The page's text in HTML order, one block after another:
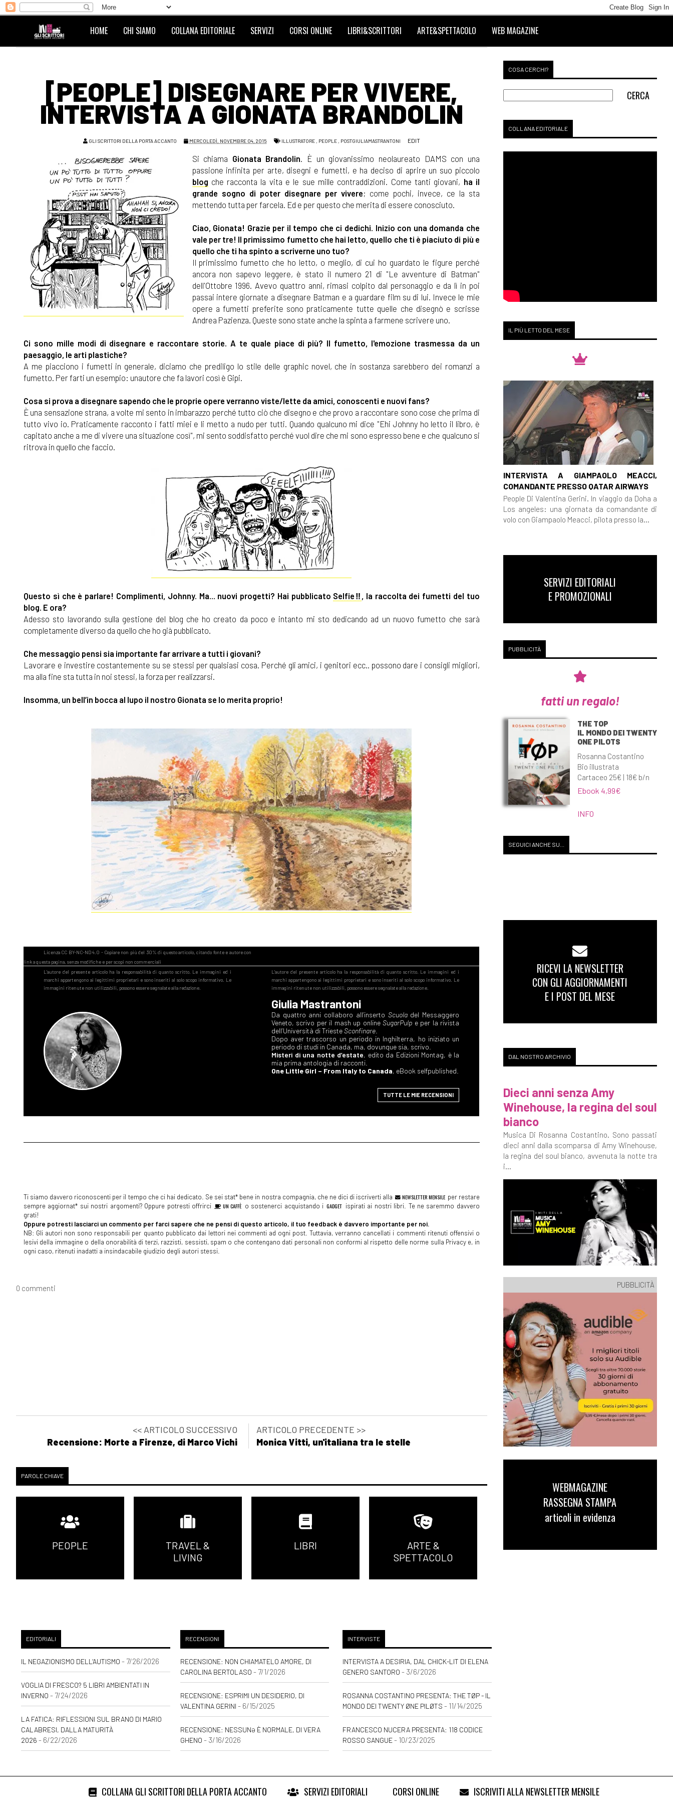
HOME CHI SIAMO COLLANA EDITORIALE SERVIZI CORSI ONLINE LIBRI&SCRITTORI ARTE&SPETTACOLO WEB MAGAZINE
[PEOPLE] DISEGNARE PER VIVERE,
INTERVISTA A GIONATA BRANDOLIN
GLI SCRITTORI DELLA PORTA ACCANTO MERCOLEDÌ, NOVEMBRE 04, 2015 ILLUSTRATORE, PEOPLE, POSTGIULIAMASTRANTONI EDIT
Si chiama Gionata Brandolin. È un giovanissimo neolaureato DAMS con una
passione infinita per arte, disegni e fumetti, e ha deciso di aprire un suo piccolo
blog che racconta la vita e le sue mille contraddizioni. Come tanti giovani, ha il
grande sogno di poter disegnare per vivere; come pochi, invece, ce la sta
mettendo tutta per farcela. Ed e per questo che merita di essere conosciuto.
Ciao, Gionata! Grazie per il tempo che ci dedichi. Inizio con una domanda che
vale per tre! Il primissimo fumetto che hai letto, quello che ti è piaciuto di più e
quello che ti ha spinto a scriverne uno tuo?
Il primissimo fumetto che ho letto, o meglio, di cui ho guardato le figure perché
ancora non sapevo leggere, è stato il numero 21 di "Le avventure di Batman"
dell'Ottobre 1996. Avevo quattro anni, rimasi colpito dal personaggio e da lì in poi
passai intere giornate a disegnare Batman e a guardare film su di lui. Invece le mie
opere a fumetti preferite sono praticamente tutte quelle che disegnò e scrisse
Andrea Pazienza. Queste sono state anche la spinta a farmene scrivere uno.
Ci sono mille modi di disegnare e raccontare storie. A te quale piace di più? Il fumetto, l'emozione trasmessa da un
paesaggio, le arti plastiche?
A me piacciono i fumetti in generale, diciamo che prediligo lo stile delle graphic novel, che in sostanza sarebbero dei romanzi a
fumetto. Per farti un esempio: unautore che fa lavori così è Gipi.
Cosa si prova a disegnare sapendo che le proprie opere verranno viste/lette da amici, conoscenti e nuovi fans?
È una sensazione strana, a volte mi sento in imbarazzo perché tutto ciò che disegno e che provo a raccontare sono cose che prima di
tutto vivo io. Praticamente racconto i fatti miei e li metto a nudo per tutti. Quando qualcuno mi dice "Ehi Johnny ho letto il libro, è
capitato anche a me di vivere una situazione così", mi sento soddisfatto perché vuol dire che mi sono espresso bene e che qualcuno si
ritrova in quello che faccio.
Questo sì che è parlare! Complimenti, Johnny. Ma... nuovi progetti? Hai pubblicato Selfie‼ , la raccolta dei fumetti del tuo
blog. E ora?
Adesso sto lavorando sulla gestione del blog che ho creato da poco e intanto mi sto dedicando ad un nuovo fumetto che sarà
completamente diverso da quello che ho già pubblicato.
Che messaggio pensi sia importante far arrivare a tutti i giovani?
Lavorare e investire costantemente su se stessi per qualsiasi cosa. Perché gli amici, i genitori ecc.. possono dare i consigli migliori,
ma alla fine sta tutta in noi stessi, la forza per realizzarsi.
Insomma, un bell’in bocca al lupo il nostro Gionata se lo merita proprio!
Giulia Mastrantoni
Da quattro anni collaboro all’inserto Scuoladel Messaggero
Veneto, scrivo per il mash up onlineSugarPulp e per la rivista
dell’Università di TriesteSconfinare
Dopo aver trascorso un periodo in Inghilterra, ho iniziato un
periodo di studi in Canada, ma, dovunque sia, scrivo.
Misteri di una notte d’estate, edito da Edizioni Montag, è la
mia prima antologia di racconti.
One Little Girl – From Italy to Canada, eBook selfpublished.
TUTTE LE MIE RECENSIONI
Ti siamo davvero riconoscenti per il tempo che ci hai dedicato. Se sei stat* bene in nostra compagnia, che ne dici di iscriverti alla NEWSLETTER MENSILE per restare
sempre aggiornat* sui nostri argomenti? Oppure potresti offrirci
UN CAFFÈ o sostenerci acquistando i GADGET ispirati ai nostri libri. Te ne saremmo davvero
grati!
Oppure potresti lasciarci un commento per farci sapere che ne pensi di questo articolo, il tuo feedback è davvero importante per noi.
NB: Gli autori non sono responsabili per quanto pubblicato dai lettori nei commenti ad ogni post. Tuttavia, verranno cancellati i commenti ritenuti offensivi o
lesivi della immagine o della onorabilità di terzi, razzisti, sessisti, spam o che contengano dati personali non conformi al rispetto delle norme sulla Privacy e, in
ogni caso, ritenuti inadatti a insindacabile giudizio degli autori stessi.
0 commenti
<< ARTICOLO SUCCESSIVO
Recensione: Morte a Firenze, di Marco Vichi
ARTICOLO PRECEDENTE >>
Monica Vitti, un'italiana tra le stelle
PAROLE CHIAVE
PEOPLE
TRAVEL &
LIVING
LIBRI
ARTE &
SPETTACOLO
EDITORIALI
IL NEGAZIONISMO DELL'AUTISMO - 7/26/2026
VOGLIA DI FRESCO? 5 LIBRI AMBIENTATI IN
INVERNO - 7/24/2026
LA FATICA: RIFLESSIONI SUL BRANO DI MARIO
CALABRESI, DALLA MATURITÀ
2026 - 6/22/2026
RECENSIONI
RECENSIONE: NON CHIAMATELO AMORE, DI
CAROLINA BERTOLASO - 7/1/2026
RECENSIONE: ESPRIMI UN DESIDERIO, DI
VALENTINA GERINI - 6/15/2025
RECENSIONE: NESSUNƏ È NORMALE, DI VERA
GHENO - 3/16/2026
INTERVISTE
INTERVISTA A DESIRIA, DAL CHICK-LIT DI ELENA
GENERO SANTORO - 3/6/2026
ROSANNA COSTANTINO PRESENTA: THE TØP - IL
MONDO DEI TWENTY ØNE PILØTS - 11/14/2025
FRANCESCO NUCERA PRESENTA: 118 CODICE
ROSSO SANGUE- 10/23/2025
COSA CERCHI?
COLLANA EDITORIALE
IL PIÙ LETTO DEL MESE
INTERVISTA A GIAMPAOLO MEACCI,
COMANDANTE PRESSO QATAR AIRWAYS
People Di Valentina Gerini. In viaggio da Doha a
Los angeles: una giornata da comandante di
volo con Giampaolo Meacci, pilota presso la...
SERVIZI EDITORIALI
E PROMOZIONALI
PUBBLICITÀ
fatti un regalo!
THE TOP
IL MONDO DEI TWENTY
ONE PILOTS
Rosanna Costantino
Bio illustrata
Cartaceo 25€ | 18€ b/n
Ebook 4,99€
INFO
SEGUICI ANCHE SU...
RICEVI LA NEWSLETTER
CON GLI AGGIORNAMENTI
E I POST DEL MESE
DAL NOSTRO ARCHIVIO
Dieci anni senza Amy
Winehouse, la regina del soul
bianco
Musica Di Rosanna Costantino. Sono passati
dieci anni dalla scomparsa di Amy Winehouse,
la regina del soul bianco, avvenuta la notte tra
i...
PUBBLICITÀ
WEBMAGAZINE
RASSEGNA STAMPA
articoli in evidenza
COLLANA GLI SCRITTORI DELLA PORTA ACCANTO SERVIZI EDITORIALI CORSI ONLINE ISCRIVITI ALLA NEWSLETTER MENSILE